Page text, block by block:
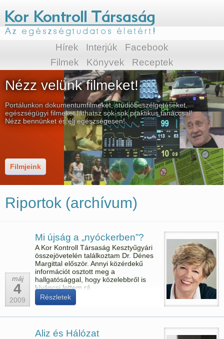
Hírek Interjúk
Facebook
Filmek
Könyvek Receptek
Nézz velünk filmeket!
Portálunkon dokumentumfilmeket, stúdióbeszélgetéseket,
egészségügyi filmeket láthatsz sok-sok praktikus tanáccsal!
Nézz bennünket és élj egészségesen!
Filmjeink
Riportok (archívum)
máj
4
2009
Mi újság a „nyóckerben”?
A Kor Kontroll Társaság Kesztyűgyári
összejövetelén találkoztam Dr. Dénes
Margittal először. Annyi közérdekű
információt osztott meg a
hallgatósággal, hogy közelebbről is
kíváncsi lettem rá.
Részletek
Aliz és Hálózat